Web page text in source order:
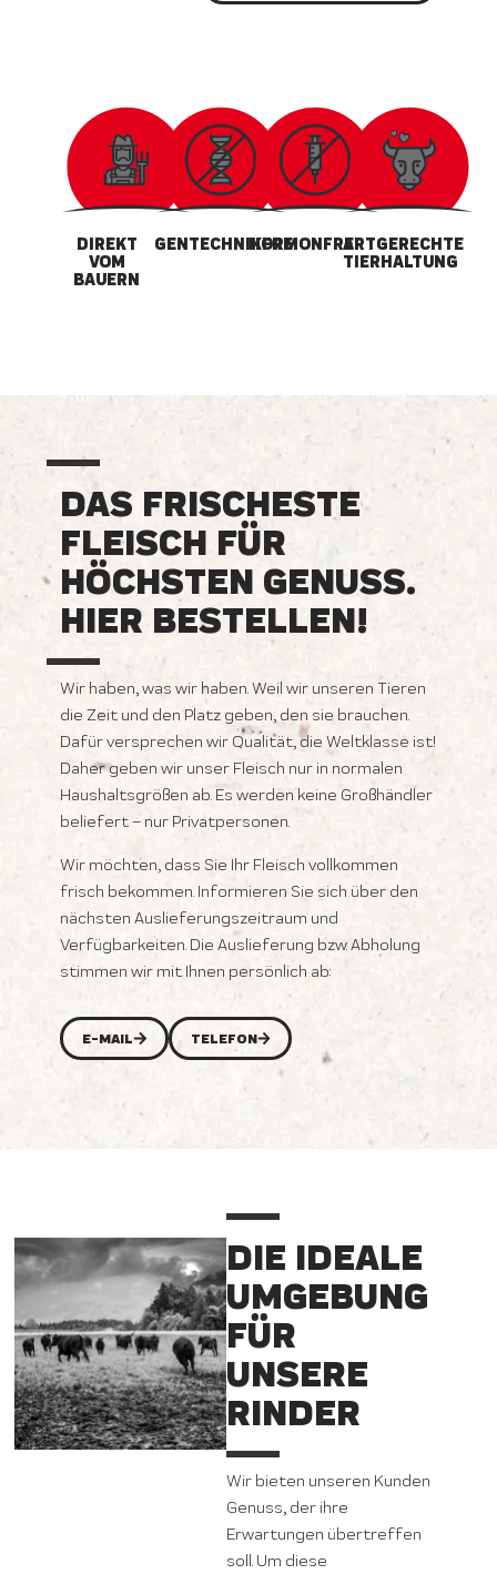
DIREKT
VOM
BAUERN
GENTECHNIKFREIHORMONFREIARTGERECHTE
TIERHALTUNG
DAS FRISCHESTE
FLEISCH FÜR
HÖCHSTEN GENUSS.
HIER BESTELLEN!
Wir haben, was wir haben. Weil wir unseren Tieren
die Zeit und den Platz geben, den sie brauchen.
Dafür versprechen wir Qualität, die Weltklasse ist!
Daher geben wir unser Fleisch nur in normalen
Haushaltsgrößen ab. Es werden keine Großhändler
beliefert – nur Privatpersonen.
Wir möchten, dass Sie Ihr Fleisch vollkommen
frisch bekommen. Informieren Sie sich über den
nächsten Auslieferungszeitraum und
Verfügbarkeiten. Die Auslieferung bzw. Abholung
stimmen wir mit Ihnen persönlich ab:
E-MAIL TELEFON
DIE IDEALE
UMGEBUNG
FÜR
UNSERE
RINDER
Wir bieten unseren Kunden
Genuss, der ihre
Erwartungen übertreffen
soll. Um diese